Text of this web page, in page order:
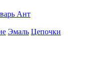
Ант
Эмаль Цепочки